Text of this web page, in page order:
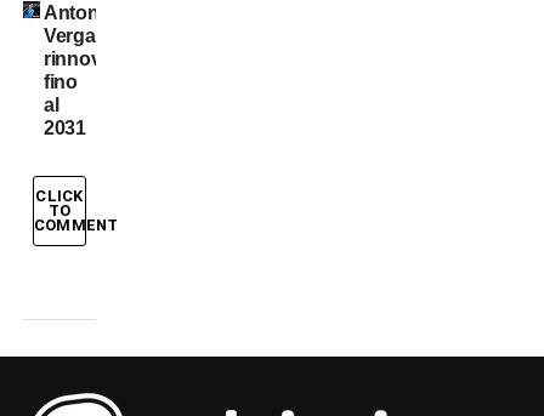
Antonio
Vergara,
rinnovo
fino
al
2031
CLICK
TO
COMMENT